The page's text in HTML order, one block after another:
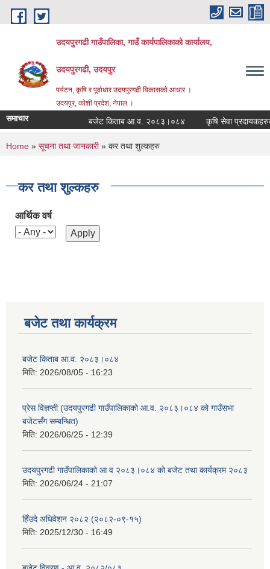
Skip to main content
उदयपुरगढी गाउँपालिका, गाउँ कार्यपालिकाको कार्यालय,
उदयपुरगढी, उदयपुर
पर्यटन, कृषि र पूर्वाधार उदयपुरगढी विकासकाे आधार ।
उदयपुर, काेशी प्रदेश, नेपाल ।
समाचार बजेट किताब आ.व. २०८३।०८४ कृषि सेवा प्रदायकहरुको
You are here
Home » सूचना तथा जानकारी» कर तथा शुल्कहरु
कर तथा शुल्कहरु
आर्थिक वर्ष
बजेट तथा कार्यक्रम
बजेट किताब आ.व. २०८३।०८४
मिति: 2026/08/05 - 16:23
प्रेस विज्ञप्ती (उदयपुरगढी गाउँपालिकाको आ.व. २०८३।०८४ को गाउँसभा
बजेटसँग सम्बन्धित)
मिति: 2026/06/25 - 12:39
उदयपुरगढी गाउँपालिकाको आ व २०८३।०८४ को बजेट तथा कार्यक्रम २०८३
मिति: 2026/06/24 - 21:07
हिँउदे अधिवेशन २०८२ (२०८२-०९-१५)
मिति: 2025/12/30 - 16:49